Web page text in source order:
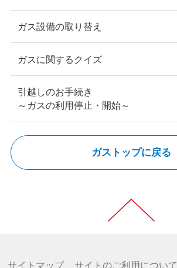
ガス設備の取り替え
ガスに関するクイズ
引越しのお手続き
～ガスの利用停止・開始～
ガストップに戻る
サイトマップ サイトのご利用について